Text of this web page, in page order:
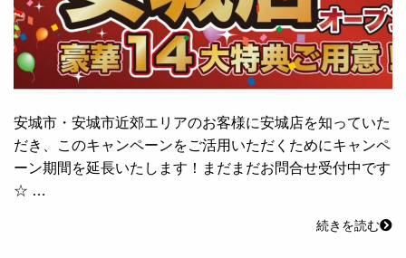
安城市・安城市近郊エリアのお客様に安城店を知っていた
だき、このキャンペーンをご活用いただくためにキャンペ
ーン期間を延長いたします！まだまだお問合せ受付中です
☆ …
続きを読む